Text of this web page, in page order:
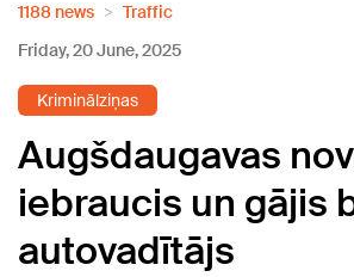
1188 news
Traffic
Friday, 20 June, 2025
Kriminālziņas
Augšdaugavas
iebraucis un gājis
autovadītājs